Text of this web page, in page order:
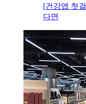
[건강앱 첫
다면